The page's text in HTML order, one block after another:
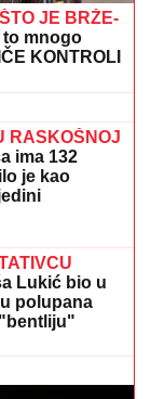
NOGE, u
je vidite u
I
u vrtoglavim
uz telo
porođaj